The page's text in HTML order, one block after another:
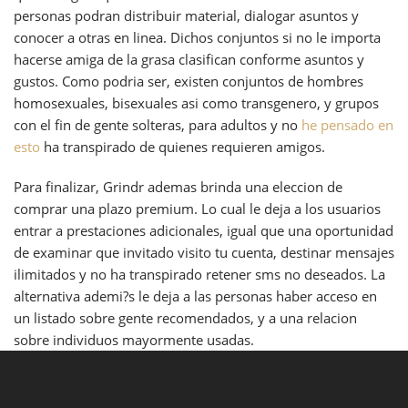
personas podran distribuir material, dialogar asuntos y
conocer a otras en linea. Dichos conjuntos si no le importa
hacerse amiga de la grasa clasifican conforme asuntos y
gustos. Como podria ser, existen conjuntos de hombres
homosexuales, bisexuales asi como transgenero, y grupos
con el fin de gente solteras, para adultos y no he pensado en
esto ha transpirado de quienes requieren amigos.
Para finalizar, Grindr ademas brinda una eleccion de
comprar una plazo premium. Lo cual le deja a los usuarios
entrar a prestaciones adicionales, igual que una oportunidad
de examinar que invitado visito tu cuenta, destinar mensajes
ilimitados y no ha transpirado retener sms no deseados. La
alternativa ademi?s le deja a las personas haber acceso en
un listado sobre gente recomendados, y a una relacion
sobre individuos mayormente usadas.